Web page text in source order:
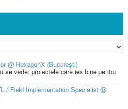
@ HexagonX (București)
se vede: proiectele care ies bine pentru
/ Field Implementation Specialist @